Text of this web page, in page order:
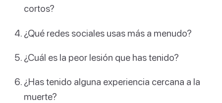
cortos?
¿Qué redes sociales usas más a menudo?
¿Cuál es la peor lesión que has tenido?
¿Has tenido alguna experiencia cercana a la
muerte?